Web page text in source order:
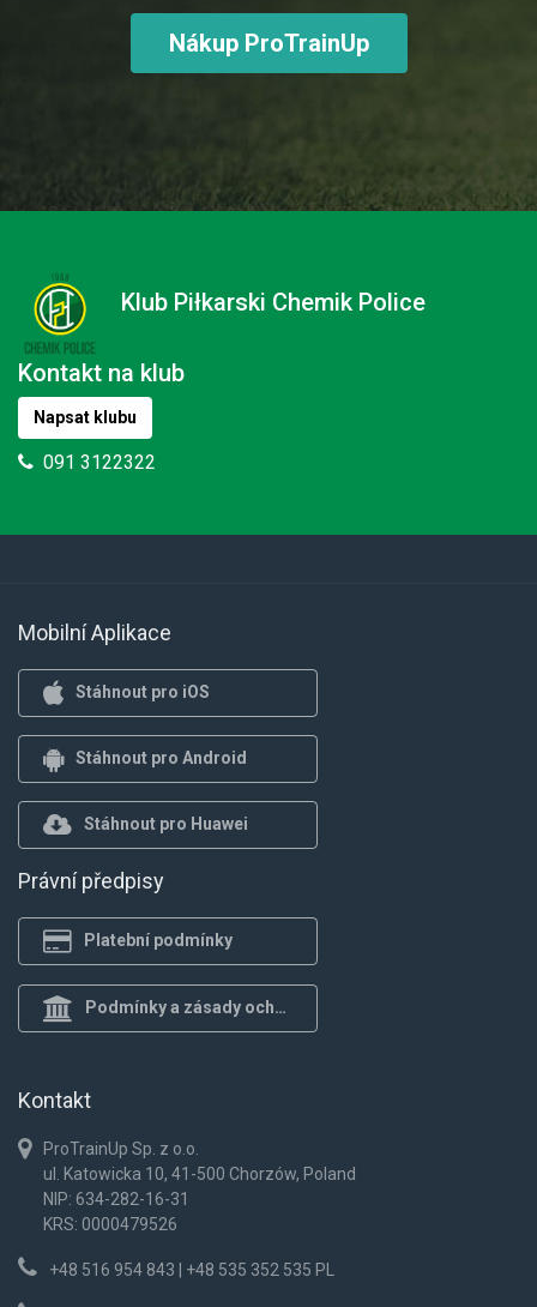
Nákup ProTrainUp
Klub Piłkarski Chemik Police
Kontakt na klub
Napsat klubu
091 3122322
Mobilní Aplikace
Stáhnout pro iOS
Stáhnout pro Android
Stáhnout pro Huawei
Právní předpisy
Platební podmínky
Podmínky a zásady ochrany osob.
Kontakt
ProTrainUp Sp. z o.o.
ul. Katowicka 10, 41-500 Chorzów, Poland
NIP: 634-282-16-31
KRS: 0000479526
+48 516 954 843 | +48 535 352 535 PL